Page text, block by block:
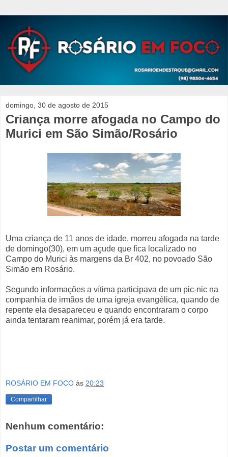
domingo, 30 de agosto de 2015
Criança morre afogada no Campo do
Murici em São Simão/Rosário
Uma criança de 11 anos de idade, morreu afogada na tarde
de domingo(30), em um açude que fica localizado no
Campo do Murici às margens da Br 402, no povoado São
Simão em Rosário.
Segundo informações a vítima participava de um pic-nic na
companhia de irmãos de uma igreja evangélica, quando de
repente ela desapareceu e quando encontraram o corpo
ainda tentaram reanimar, porém já era tarde.
ROSÁRIO EM FOCO às 20:23
Compartilhar
Nenhum comentário:
Postar um comentário